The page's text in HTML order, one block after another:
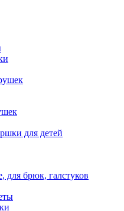
для детей
для брюк, галстуков